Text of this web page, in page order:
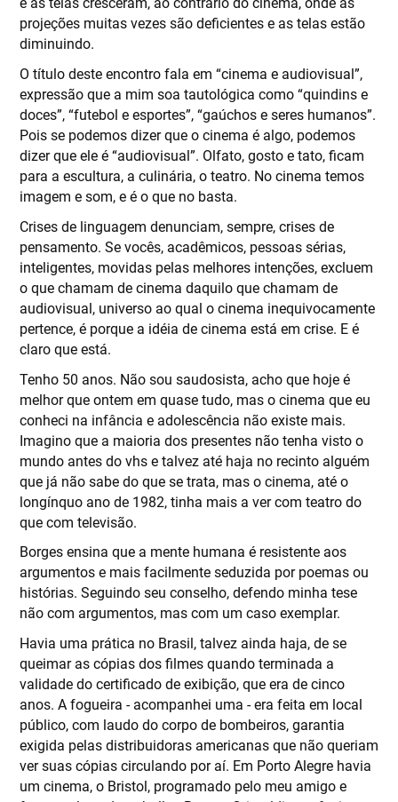
projeções muitas vezes são deficientes e as telas estão
diminuindo.
O título deste encontro fala em “cinema e audiovisual”,
expressão que a mim soa tautológica como “quindins e
doces”, “futebol e esportes”, “gaúchos e seres humanos”.
Pois se podemos dizer que o cinema é algo, podemos
dizer que ele é “audiovisual”. Olfato, gosto e tato, ficam
para a escultura, a culinária, o teatro. No cinema temos
imagem e som, e é o que no basta.
Crises de linguagem denunciam, sempre, crises de
pensamento. Se vocês, acadêmicos, pessoas sérias,
inteligentes, movidas pelas melhores intenções, excluem
o que chamam de cinema daquilo que chamam de
audiovisual, universo ao qual o cinema inequivocamente
pertence, é porque a idéia de cinema está em crise. E é
claro que está.
Tenho 50 anos. Não sou saudosista, acho que hoje é
melhor que ontem em quase tudo, mas o cinema que eu
conheci na infância e adolescência não existe mais.
Imagino que a maioria dos presentes não tenha visto o
mundo antes do vhs e talvez até haja no recinto alguém
que já não sabe do que se trata, mas o cinema, até o
longínquo ano de 1982, tinha mais a ver com teatro do
que com televisão.
Borges ensina que a mente humana é resistente aos
argumentos e mais facilmente seduzida por poemas ou
histórias. Seguindo seu conselho, defendo minha tese
não com argumentos, mas com um caso exemplar.
Havia uma prática no Brasil, talvez ainda haja, de se
queimar as cópias dos filmes quando terminada a
validade do certificado de exibição, que era de cinco
anos. A fogueira - acompanhei uma - era feita em local
público, com laudo do corpo de bombeiros, garantia
exigida pelas distribuidoras americanas que não queriam
ver suas cópias circulando por aí. Em Porto Alegre havia
um cinema, o Bristol, programado pelo meu amigo e